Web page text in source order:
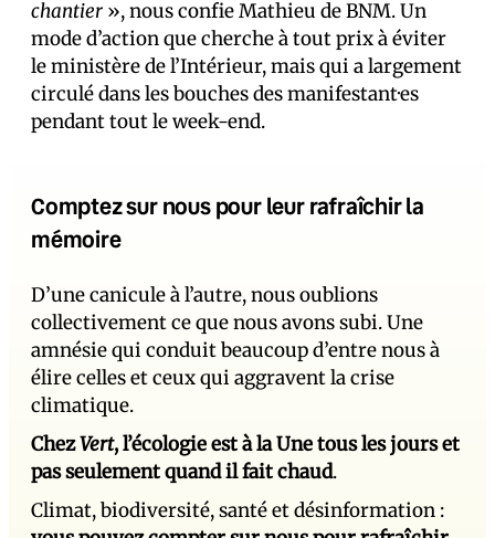
chantier », nous confie Mathieu de BNM. Un
mode d’action que cherche à tout prix à éviter
le ministère de l’Intérieur, mais qui a largement
circulé dans les bouches des manifestant·es
pendant tout le week-end.
Comptez sur nous pour leur rafraîchir la
mémoire
D’une canicule à l’autre, nous oublions
collectivement ce que nous avons subi. Une
amnésie qui conduit beaucoup d’entre nous à
élire celles et ceux qui aggravent la crise
climatique.
ChezVert, l’écologie est à la Une tous les jours et
pas seulement quand il fait chaud.
Climat, biodiversité, santé et désinformation :